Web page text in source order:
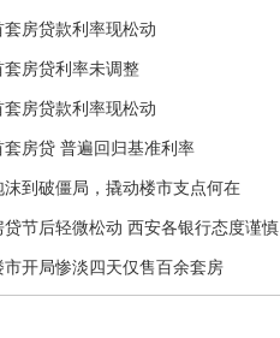
套房贷款利率现松动
套房贷利率未调整
套房贷款利率现松动
套房贷 普遍回归基准利率
沫到破僵局，撬动楼市支点何在
贷节后轻微松动 西安各银行态度谨慎
市开局惨淡四天仅售百余套房